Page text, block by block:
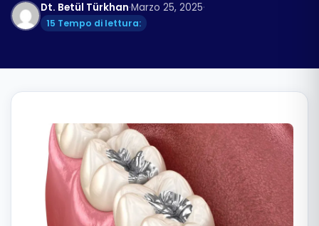
Български
Română
Русский
Dt. Betül Türkhan·Marzo 25, 2025·
15 Tempo di lettura: